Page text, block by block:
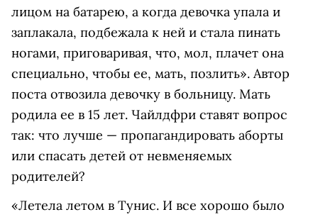
лицом на батарею, а когда девочка упала и
заплакала, подбежала к ней и стала пинать
ногами, приговаривая, что, мол, плачет она
специально, чтобы ее, мать, позлить». Автор
поста отвозила девочку в больницу. Мать
родила ее в 15 лет. Чайлдфри ставят вопрос
так: что лучше — пропагандировать аборты
или спасать детей от невменяемых
родителей?
«Летела летом в Тунис. И все хорошо было